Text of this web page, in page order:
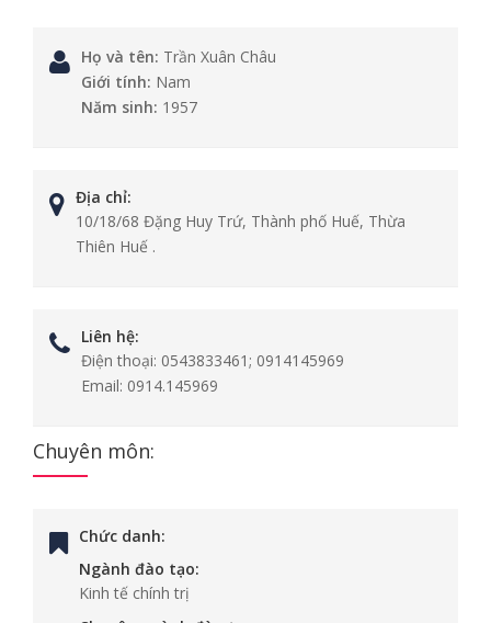
Họ và tên: Trần Xuân Châu
Giới tính: Nam
Năm sinh: 1957
Địa chỉ:
10/18/68 Đặng Huy Trứ, Thành phố Huế, Thừa
Thiên Huế .
Liên hệ:
Điện thoại: 0543833461; 0914145969
Email: 0914.145969
Chuyên môn:
Chức danh:
Ngành đào tạo:
Kinh tế chính trị